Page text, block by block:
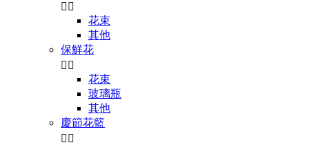
 
花束
其他
保鮮花
 
花束
玻璃瓶
其他
慶節花籃
 